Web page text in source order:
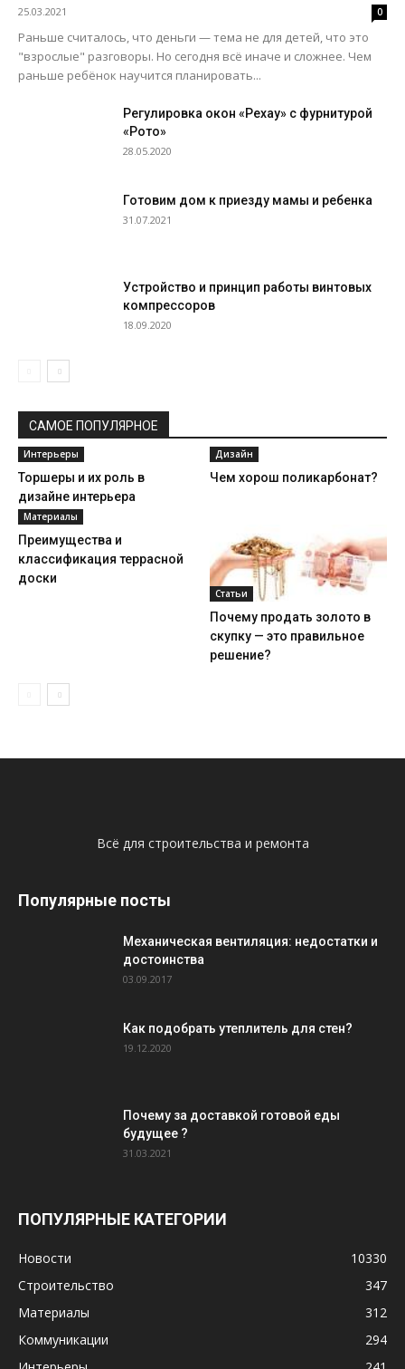
25.03.2021 0
Раньше считалось, что деньги — тема не для детей, что это
"взрослые" разговоры. Но сегодня всё иначе и сложнее. Чем
раньше ребёнок научится планировать...
Регулировка окон «Рехау» с фурнитурой
«Рото»
28.05.2020
Готовим дом к приезду мамы и ребенка
31.07.2021
Устройство и принцип работы винтовых
компрессоров
18.09.2020
САМОЕ ПОПУЛЯРНОЕ
Интерьеры
Торшеры и их роль в
дизайне интерьера
Дизайн
Чем хорош поликарбонат?
Материалы
Преимущества и
классификация террасной
доски
Статьи
Почему продать золото в
скупку — это правильное
решение?
Всё для строительства и ремонта
Популярные посты
Механическая вентиляция: недостатки и
достоинства
03.09.2017
Как подобрать утеплитель для стен?
19.12.2020
Почему за доставкой готовой еды
будущее ?
31.03.2021
ПОПУЛЯРНЫЕ КАТЕГОРИИ
Новости
10330
Строительство
347
Материалы
312
Коммуникации
294